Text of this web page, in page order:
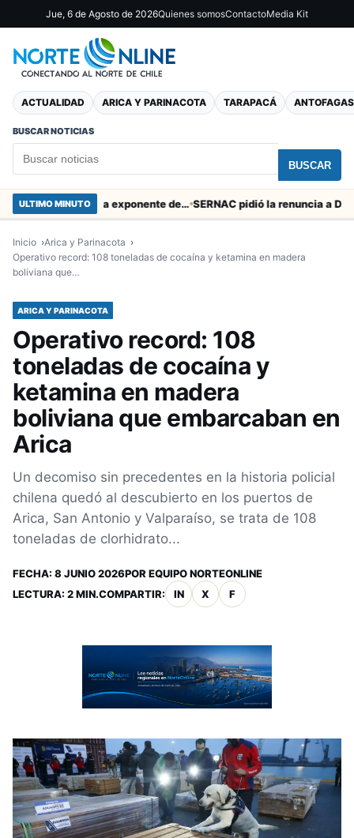
Jue, 6 de Agosto de 2026Quienes somosContactoMedia Kit
ACTUALIDAD ARICA Y PARINACOTA TARAPACÁ
BUSCAR NOTICIAS
BUSCAR
ULTIMO MINUTO Murió tacneña Charito Mistral máxima exponente de la música criolla durante 50 años
Inicio
Arica y Parinacota
Operativo record: 108 toneladas de cocaína y ketamina en madera
boliviana que…
ARICA Y PARINACOTA
Operativo record: 108
toneladas de cocaína y
ketamina en madera
boliviana que embarcaban en
Arica
Un decomiso sin precedentes en la historia policial
chilena quedó al descubierto en los puertos de
Arica, San Antonio y Valparaíso, se trata de 108
toneladas de clorhidrato...
FECHA: 8 JUNIO 2026POR EQUIPO NORTEONLINE
LECTURA: 2 MIN.COMPARTIR: IN X F